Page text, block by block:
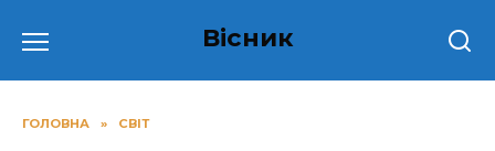
до
Вісник
ГОЛОВНА » СВІТ